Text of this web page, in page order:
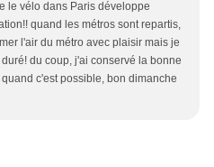
le vélo dans Paris développe
quand les métros sont repartis,
l'air du métro avec plaisir mais je
du coup, j'ai conservé la bonne
c'est possible, bon dimanche